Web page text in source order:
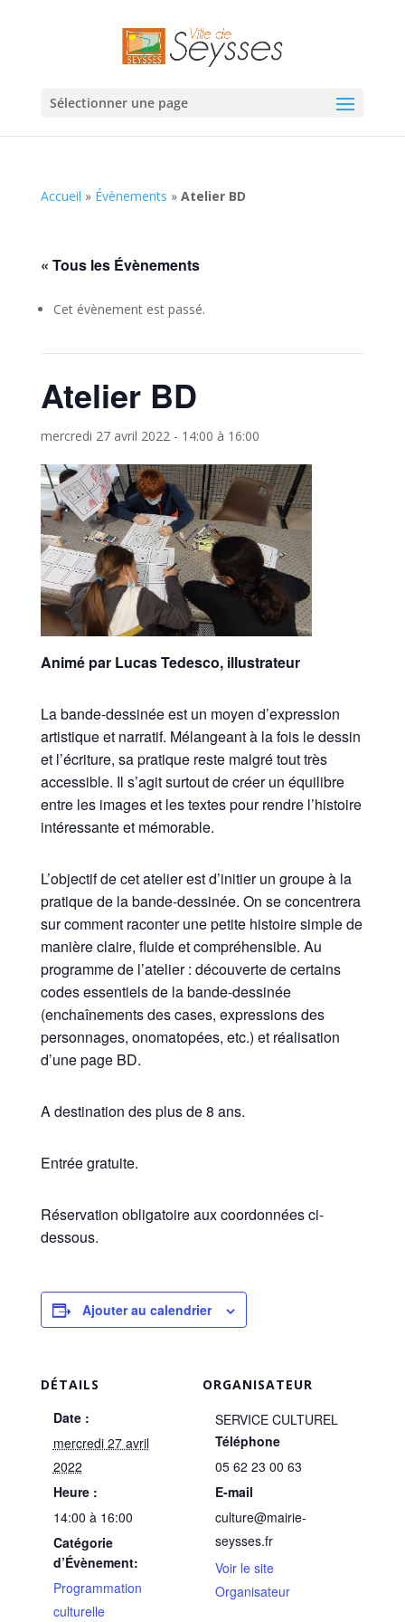
Sélectionner une page
Accueil » Évènements » Atelier BD
« Tous les Évènements
Cet évènement est passé.
Atelier BD
mercredi 27 avril 2022 - 14:00 à 16:00
Animé par Lucas Tedesco, illustrateur
La bande-dessinée est un moyen d’expression
artistique et narratif. Mélangeant à la fois le dessin
et l’écriture, sa pratique reste malgré tout très
accessible. Il s’agit surtout de créer un équilibre
entre les images et les textes pour rendre l’histoire
intéressante et mémorable.
L’objectif de cet atelier est d’initier un groupe à la
pratique de la bande-dessinée. On se concentrera
sur comment raconter une petite histoire simple de
manière claire, fluide et compréhensible. Au
programme de l’atelier : découverte de certains
codes essentiels de la bande-dessinée
(enchaînements des cases, expressions des
personnages, onomatopées, etc.) et réalisation
d’une page BD.
A destination des plus de 8 ans.
Entrée gratuite.
Réservation obligatoire aux coordonnées ci-
dessous.
Ajouter au calendrier
DÉTAILS
Date :
mercredi 27 avril
2022
Heure :
14:00 à 16:00
Catégorie
d’Évènement:
Programmation
culturelle
ORGANISATEUR
SERVICE CULTUREL
Téléphone
05 62 23 00 63
E-mail
culture@mairie-
seysses.fr
Voir le site
Organisateur